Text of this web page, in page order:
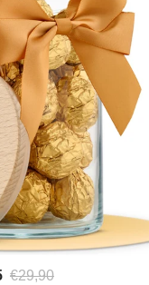
€29,90